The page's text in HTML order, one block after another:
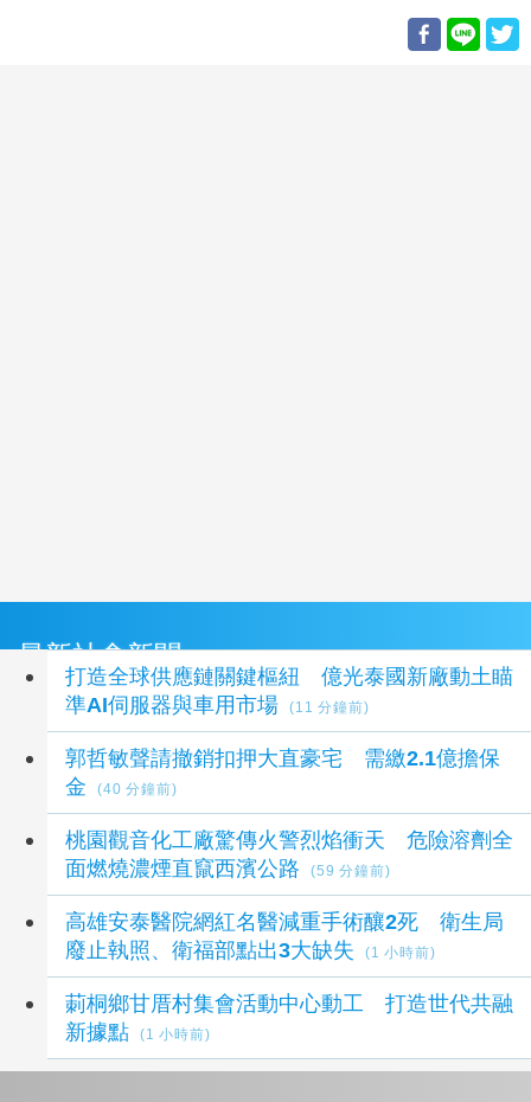
最新社會新聞
打造全球供應鏈關鍵樞紐 億光泰國新廠動土瞄
準AI伺服器與車用市場
(11 分鐘前)
郭哲敏聲請撤銷扣押大直豪宅 需繳2.1億擔保
金
(40 分鐘前)
桃園觀音化工廠驚傳火警烈焰衝天 危險溶劑全
面燃燒濃煙直竄西濱公路
(59 分鐘前)
高雄安泰醫院網紅名醫減重手術釀2死 衛生局
廢止執照、衛福部點出3大缺失
(1 小時前)
莿桐鄉甘厝村集會活動中心動工 打造世代共融
新據點
(1 小時前)